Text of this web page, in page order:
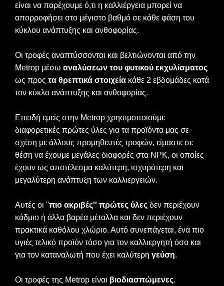
είναι να παρέχουμε ό,τι η καλλιέργεια μπορεί να
απορροφήσει στο μέγιστο βαθμό σε κάθε φάση του
κύκλου ανάπτυξης και ανθοφορίας.
Οι τροφές αναπτύσσονται και βελτιώνονται από την
Metrop μέσω αναλύσεων του φυτικού εκχυλίσματος
ως προς τα θρεπτικά στοιχεία κάθε 2 εβδομάδες κατά
τον κύκλο ανάπτυξης και ανθοφορίας.
Επειδή εμείς στην Metrop χρησιμοποιούμε
διαφορετικές πρώτες ύλες για τα προϊόντα μας σε
σχέση με άλλους προμηθευτές τροφών, είμαστε σε
θέση να έχουμε μεγάλες διαφορές στα NPK, οι οποίες
έχουν ως αποτέλεσμα καλύτερη, ισχυρότερη και
μεγαλύτερη ανάπτυξη των καλλιεργειών.
Αυτές οι ''πιο ακριβές'' πρώτες ύλες δεν περιέχουν
κάδμιο ή άλλα βαρέα μέταλλα και δεν περιέχουν
πρακτικά καθόλου χλώριο. Αυτό συνεπάγεται, ένα πιο
υγιές τελικό προϊόν τόσο για τον καλλιεργητή όσο και
για τον καταναλωτή που έχει καλύτερη γεύση.
Οι τροφές της Metrop είναι βιοδιασπώμενες.